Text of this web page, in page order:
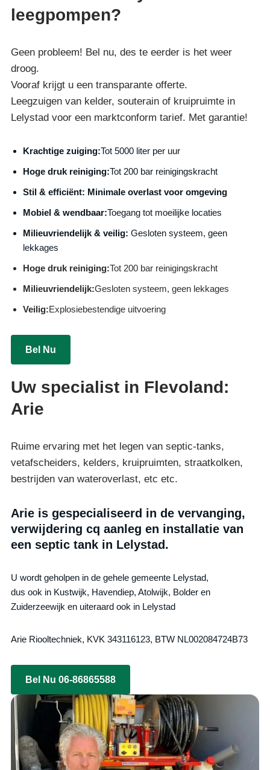
leegpompen?
Geen probleem! Bel nu, des te eerder is het weer
droog.
Vooraf krijgt u een transparante offerte.
Leegzuigen van kelder, souterain of kruipruimte in
Lelystad voor een marktconform tarief. Met garantie!
Krachtige zuiging:Tot 5000 liter per uur
Hoge druk reiniging:Tot 200 bar reinigingskracht
Stil & efficiënt: Minimale overlast voor omgeving
Mobiel & wendbaar:Toegang tot moeilijke locaties
Milieuvriendelijk & veilig: Gesloten systeem, geen
lekkages
Hoge druk reiniging:Tot 200 bar reinigingskracht
Milieuvriendelijk:Gesloten systeem, geen lekkages
Veilig:Explosiebestendige uitvoering
Bel Nu
Uw specialist in Flevoland:
Arie
Ruime ervaring met het legen van septic-tanks,
vetafscheiders, kelders, kruipruimten, straatkolken,
bestrijden van wateroverlast, etc etc.
Arie is gespecialiseerd in de vervanging,
verwijdering cq aanleg en installatie van
een septic tank in Lelystad.
U wordt geholpen in de gehele gemeente Lelystad,
dus ook in Kustwijk, Havendiep, Atolwijk, Bolder en
Zuiderzeewijk en uiteraard ook in Lelystad
Arie Riooltechniek, KVK 343116123, BTW NL002084724B73
Bel Nu 06-86865588